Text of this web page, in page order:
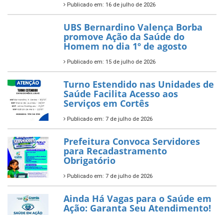
Publicado em: 16 de julho de 2026
UBS Bernardino Valença Borba
promove Ação da Saúde do
Homem no dia 1º de agosto
Publicado em: 15 de julho de 2026
Turno Estendido nas Unidades de
Saúde Facilita Acesso aos
Serviços em Cortês
Publicado em: 7 de julho de 2026
Prefeitura Convoca Servidores
para Recadastramento
Obrigatório
Publicado em: 7 de julho de 2026
Ainda Há Vagas para o Saúde em
Ação: Garanta Seu Atendimento!